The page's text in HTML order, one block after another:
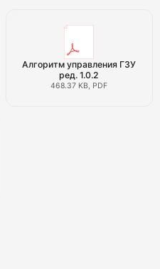
Алгоритм управления ГЗУ
ред. 1.0.2
468.37 KB, PDF